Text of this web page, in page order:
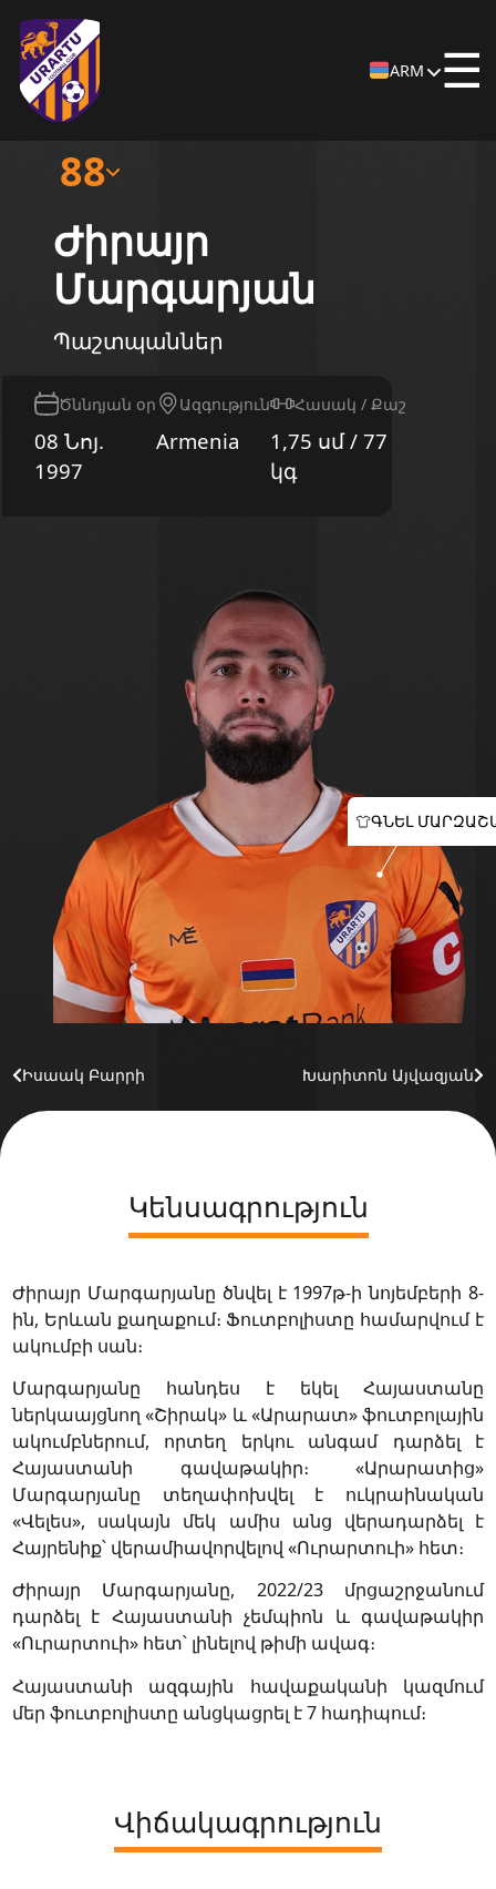
ARM ☰
88
Ժիրայր
Մարգարյան
Պաշտպաններ
Ծննդյան օր
08 Նոյ.
1997
Ազգություն
Armenia
Հասակ / Քաշ
1,75 սմ / 77
կգ
ԳՆԵԼ
Իսաակ Բարրի Խարիտոն Այվազյան
Կենսագրություն
Ժիրայր Մարգարյանը ծնվել է 1997թ-ի նոյեմբերի 8-
ին, Երևան քաղաքում։ Ֆուտբոլիստը համարվում է
ակումբի սան։
Մարգարյանը հանդես է եկել Հայաստանը
ներկաայցնող «Շիրակ» և «Արարատ» ֆուտբոլային
ակումբներում, որտեղ երկու անգամ դարձել է
Հայաստանի գավաթակիր։ «Արարատից»
Մարգարյանը տեղափոխվել է ուկրաինական
«Վելես», սակայն մեկ ամիս անց վերադարձել է
Հայրենիք՝ վերամիավորվելով «Ուրարտուի» հետ։
Ժիրայր Մարգարյանը, 2022/23 մրցաշրջանում
դարձել է Հայաստանի չեմպիոն և գավաթակիր
«Ուրարտուի» հետ՝ լինելով թիմի ավագ։
Հայաստանի ազգային հավաքականի կազմում
մեր ֆուտբոլիստը անցկացրել է 7 հադիպում։
Վիճակագրություն